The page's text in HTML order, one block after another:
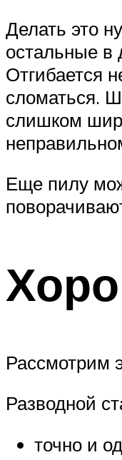
Делать это
остальные в
Отгибается
сломаться.
слишком
Еще пилу
Рассмотрим
Разводной
точно и